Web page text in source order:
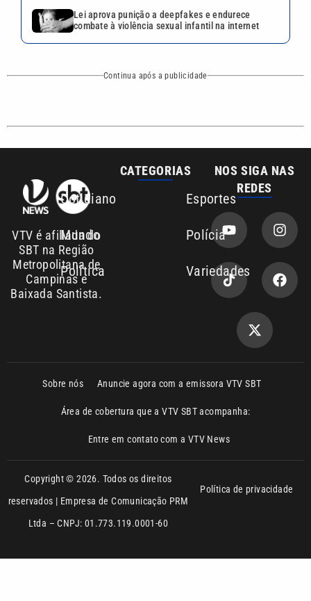
VTV é afiliada do
SBT na Região
Mundo Polícia
Anuncie agora com a emissora VTV SBT
Área de cobertura que a VTV SBT acompanha:
Entre em contato com a VTV News
Copyright © 2026. Todos os direitos
reservados | Empresa de Comunicação PRM
Política de privacidade